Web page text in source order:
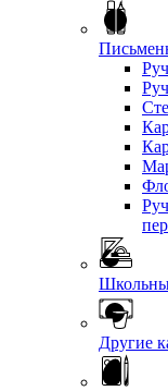
Другие